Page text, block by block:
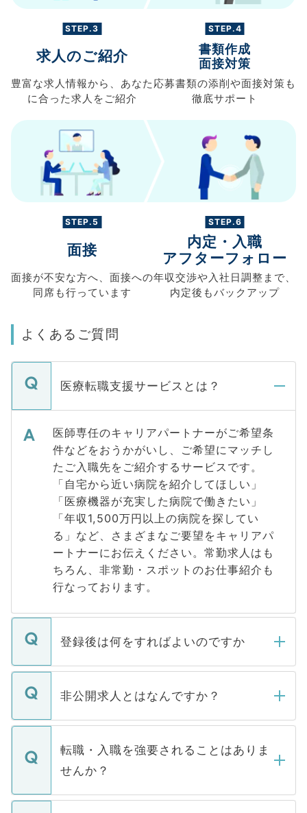
STEP.3
求人のご紹介
豊富な求人情報から、 あなた
に合った求人を ご紹介
STEP.4
書類作成
面接対策
応募書類の添削や面接対策も
徹底サポート
STEP.5
面接
面接が不安な方へ、 面接への
同席も行っています
STEP.6
内定・入職
アフターフォロー
年収交渉や入社日調整まで、
内定後もバックアップ
よくあるご質問
医療転職支援サービスとは？
医師専任のキャリアパートナーがご希望条
件などをおうかがいし、ご希望にマッチし
たご入職先をご紹介するサービスです。
「自宅から近い病院を紹介してほしい」
「医療機器が充実した病院で働きたい」
「年収1,500万円以上の病院を探してい
る」など、さまざまなご要望をキャリアパ
ートナーにお伝えください。常勤求人はも
ちろん、非常勤・スポットのお仕事紹介も
行なっております。
登録後は何をすればよいのですか
ご登録いただきましたら、弊社担当者がご
登録内容を確認し、その後メールもしくは
ます。通常、5営業日以内にはご連絡をせて
いただきますので、しばらくお待ちくださ
い。
非公開求人とはなんですか？
マイナビDOCTORで取り扱っている求人の
うち約3割は、Webサイトからご覧いただ
けない「非公開求人」です。非公開求人は
下記の理由によって、一般には公開してい
ません。
転職・入職を強要されることはありま
せんか？
転職・入職を強要することは一切ありませ